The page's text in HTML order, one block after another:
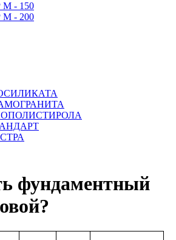
- 150
- 200
фундаментный